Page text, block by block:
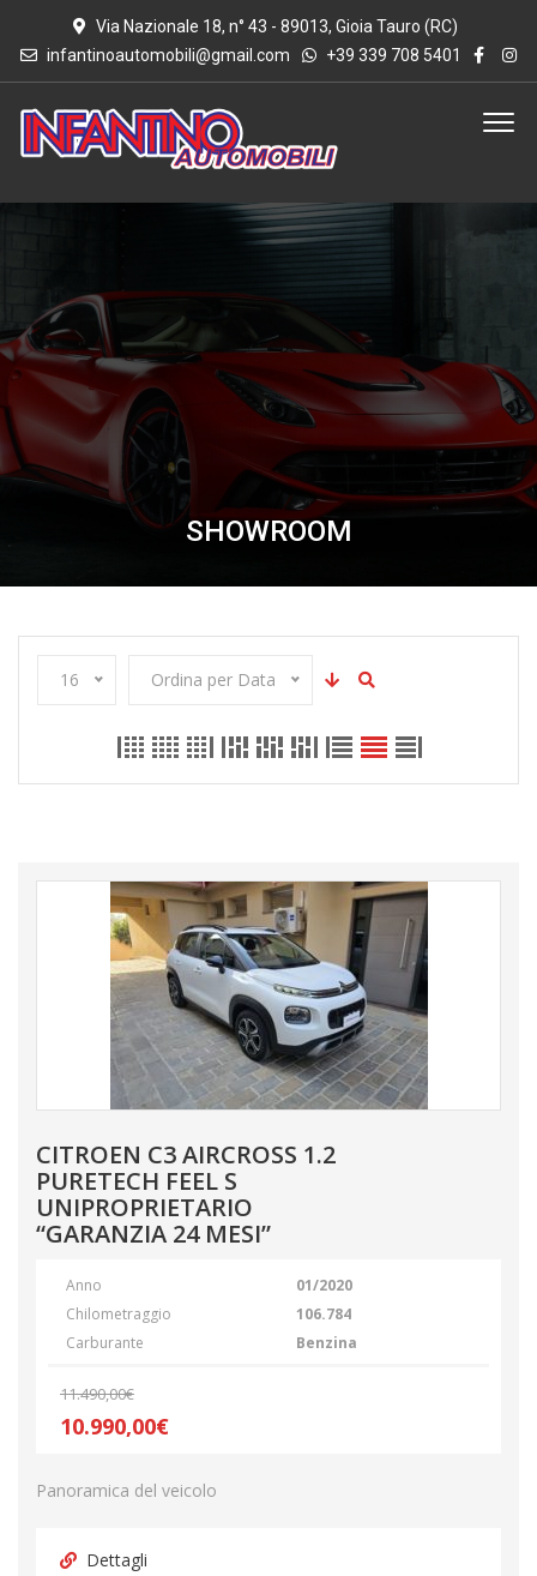
Via Nazionale 18, n° 43 - 89013, Gioia Tauro (RC)
infantinoautomobili@gmail.com
+39 339 708 5401
SHOWROOM
16 Ordina per Data
CITROEN C3 AIRCROSS 1.2
PURETECH FEEL S
UNIPROPRIETARIO
“GARANZIA 24 MESI”
Anno
01/2020
Chilometraggio
106.784
Carburante
Benzina
11.490,00€
10.990,00€
Panoramica del veicolo
Dettagli